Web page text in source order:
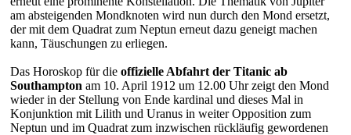
am absteigenden Mondknoten wird nun durch den Mond ersetzt,
der mit dem Quadrat zum Neptun erneut dazu geneigt machen
kann, Täuschungen zu erliegen.
Das Horoskop für die offizielle Abfahrt der Titanic ab
Southampton am 10. April 1912 um 12.00 Uhr zeigt den Mond
wieder in der Stellung von Ende kardinal und dieses Mal in
Konjunktion mit Lilith und Uranus in weiter Opposition zum
Neptun und im Quadrat zum inzwischen rückläufig gewordenen